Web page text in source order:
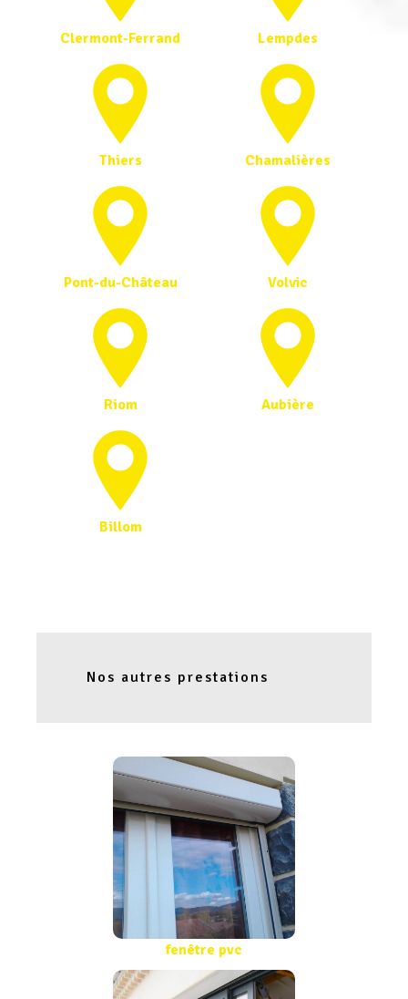
Clermont-Ferrand Lempdes
Thiers Chamalières
Pont-du-Château Volvic
Riom Aubière
Billom
Nos autres prestations
fenêtre pvc